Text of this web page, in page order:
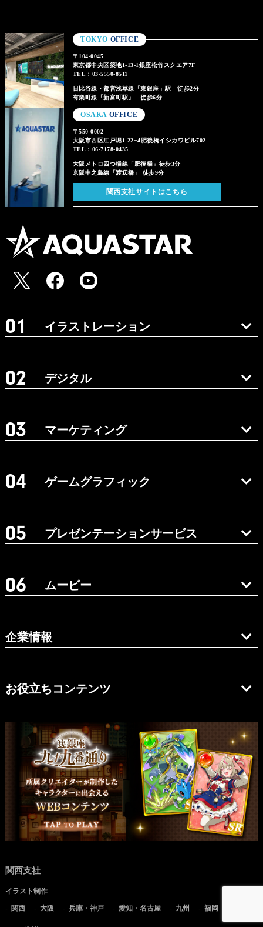
TOKYO OFFICE
〒104-0045
東京都中央区築地1-13-1銀座松竹スクエア7F
TEL：03-5550-8511
日比谷線・都営浅草線「東銀座」駅 徒歩2分
有楽町線「新富町駅」 徒歩6分
OSAKA OFFICE
〒550-0002
大阪市西区江戸堀1-22−4肥後橋イシカワビル702
TEL：06-7178-0435
大阪メトロ四つ橋線「肥後橋」徒歩3分
京阪中之島線「渡辺橋」 徒歩9分
関西支社サイトはこちら
イラストレーション
デジタル
マーケティング
ゲームグラフィック
プレゼンテーションサービス
ムービー
企業情報
お役立ちコンテンツ
関西支社
イラスト制作
関西 大阪 兵庫・神戸 愛知・名古屋 九州 福岡